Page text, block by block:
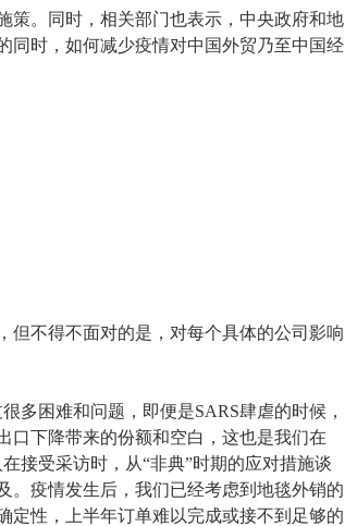
。同时，相关部门也表示，中央政府和地
同时，如何减少疫情对中国外贸乃至中国经
不得不面对的是，对每个具体的公司影响
困难和问题，即便是SARS肆虐的时候，
口下降带来的份额和空白，这也是我们在
接受采访时，从“非典”时期的应对措施谈
。疫情发生后，我们已经考虑到地毯外销的
定性，上半年订单难以完成或接不到足够的